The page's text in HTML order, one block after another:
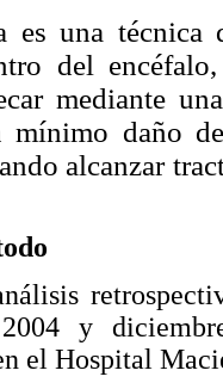
es una
del
mediante
mínimo daño
alcanzar
y
el Hospital